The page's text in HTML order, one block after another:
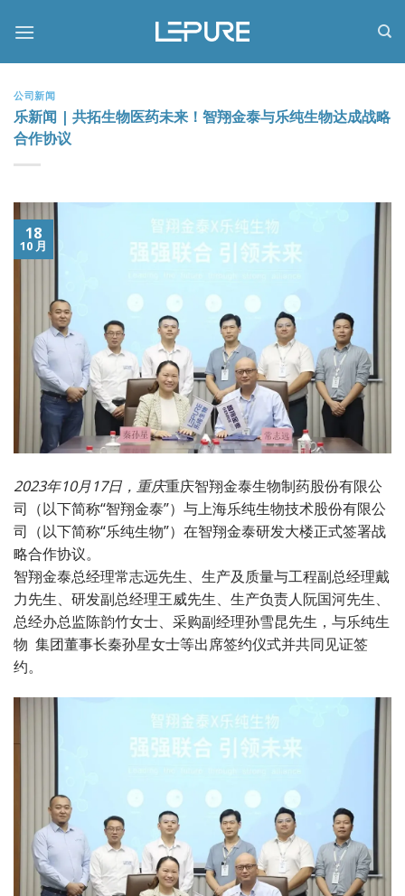
公司新闻
乐新闻 | 共拓生物医药未来！智翔金泰与乐纯生物达成战略
合作协议
18
10 月
2023年10月17日，重庆重庆智翔金泰生物制药股份有限公
司（以下简称“智翔金泰”）与上海乐纯生物技术股份有限公
司（以下简称“乐纯生物”）在智翔金泰研发大楼正式签署战
略合作协议。
智翔金泰总经理常志远先生、生产及质量与工程副总经理戴
力先生、研发副总经理王威先生、生产负责人阮国河先生、
总经办总监陈韵竹女士、采购副经理孙雪昆先生，与乐纯生
物 集团董事长秦孙星女士等出席签约仪式并共同见证签
约。